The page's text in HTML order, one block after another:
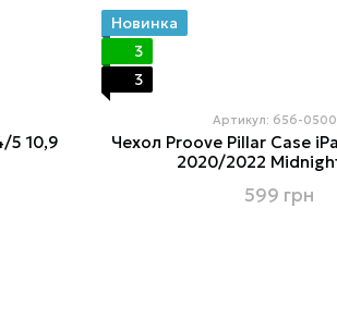
5 10,9
Новинка
3
3
Артикул: 656-
Чехол Proove Pillar Case
2020/2022
599 грн